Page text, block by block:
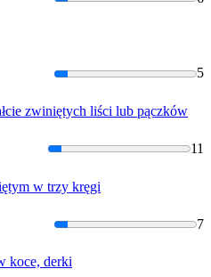
5
zwiniętych liści lub pączków
11
m w trzy kręgi
7
koce, derki